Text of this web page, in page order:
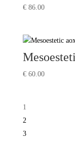
€86.00
€60.00
1
2
3